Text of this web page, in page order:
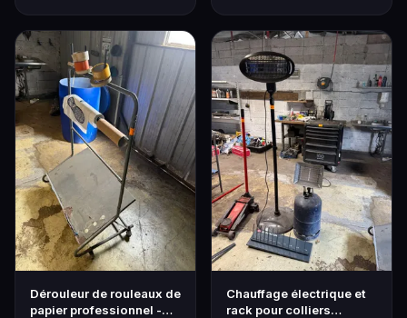
Dérouleur de rouleaux de
papier professionnel -
Chauffage électrique et
rack pour colliers